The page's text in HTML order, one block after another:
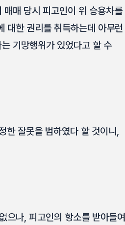
매 당시 피고인이 위 승용차를
대한 권리를 취득하는데 아무런
기망행위가 있었다고 할 수
한 잘못을 범하였다 할 것이니,
으나, 피고인의 항소를 받아들여